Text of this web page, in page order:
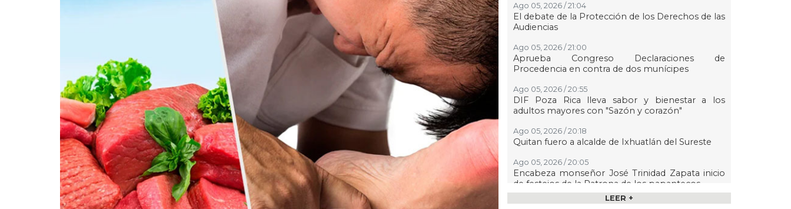
Ago 05, 2026 / 21:04
El debate de la Protección de los Derechos de las
Audiencias
Ago 05, 2026 / 21:00
Aprueba Congreso Declaraciones de
Procedencia en contra de dos munícipes
Ago 05, 2026 / 20:55
DIF Poza Rica lleva sabor y bienestar a los
adultos mayores con "Sazón y corazón"
Ago 05, 2026 / 20:18
Quitan fuero a alcalde de Ixhuatlán del Sureste
Ago 05, 2026 / 20:05
Encabeza monseñor José Trinidad Zapata inicio
de festejos de la Patrona de los papantecos
Ago 05, 2026 / 19:46
LEER +